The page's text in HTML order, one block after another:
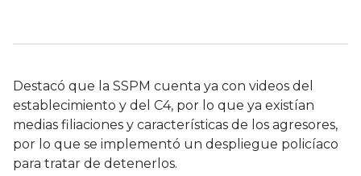
Destacó que la SSPM cuenta ya con videos del
establecimiento y del C4, por lo que ya existían
medias filiaciones y características de los agresores,
por lo que se implementó un despliegue policíaco
para tratar de detenerlos.